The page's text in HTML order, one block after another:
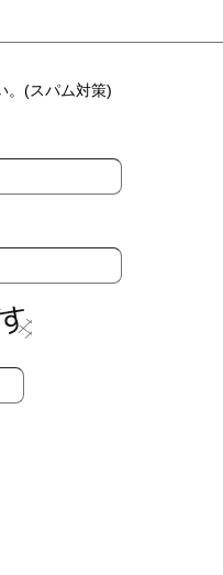
。(スパム対策)